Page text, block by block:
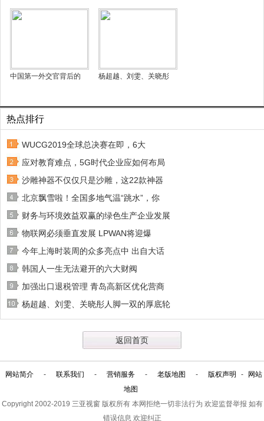
中国第一外交官背后的 杨超越、刘雯、关晓彤
热点排行
WUCG2019全球总决赛在即，6大
应对教育难点，5G时代企业应如何布局
沙雕神器不仅仅只是沙雕，这22款神器
北京飘雪啦！全国多地气温“跳水”，你
财务与环境效益双赢的绿色生产企业发展
物联网必须垂直发展 LPWAN将迎爆
今年上海时装周的众多亮点中 出自大话
韩国人一生无法避开的六大财阀
加强出口退税管理 青岛高新区优化营商
杨超越、刘雯、关晓彤人脚一双的厚底轮
返回首页
网站简介 - 联系我们 - 营销服务 - 老版地图 - 版权声明 -
网站
地图
Copyright 2002-2019 三亚视窗版权所有 本网拒绝一切非法行为 欢迎监督举报 如有
错误信息 欢迎纠正